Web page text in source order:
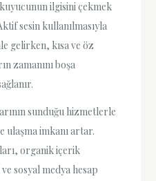
ilgisini çekmek
sesin kullanılmasıyla
gelirken, kısa ve öz
zamanını boşa
sunduğu hizmetlerle
imkanı artar.
organik içerik
sosyal medya hesap